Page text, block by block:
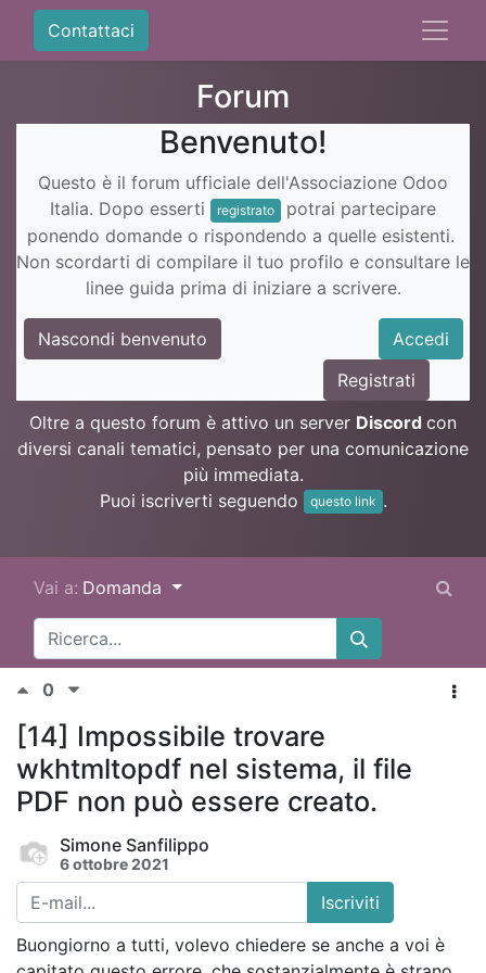
Contattaci
Forum
Benvenuto!
Questo è il forum ufficiale dell'Associazione Odoo
Italia. Dopo esserti
registrato
potrai partecipare
ponendo domande o rispondendo a quelle esistenti.
Non scordarti di compilare il tuo profilo e consultare le
linee guida prima di iniziare a scrivere.
Nascondi benvenuto
Accedi
Registrati
Oltre a questo forum è attivo un server Discord con
diversi canali tematici, pensato per una comunicazione
più immediata.
Puoi iscriverti seguendo
questo link .
Vai a: Domanda
0
[14] Impossibile trovare
wkhtmltopdf nel sistema, il file
PDF non può essere creato.
Simone Sanfilippo
6 ottobre 2021
Iscriviti
Buongiorno a tutti, volevo chiedere se anche a voi è